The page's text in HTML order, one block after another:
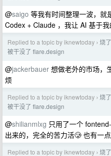
@saigo 等我有时间整理一波，就
Codex + Claude ，我让 AI 基于
Replied to a topic by iknewtoday › 烧
被干没了 flare.design
@jackerbauer 想做老外的市场，
烦
Replied to a topic by iknewtoday › 烧
被干没了 flare.design
@shilianmlxg 只用了一个
出来的，完全的苦力活🥲 也有一
Replied to a topic by iknewtoday › 烧